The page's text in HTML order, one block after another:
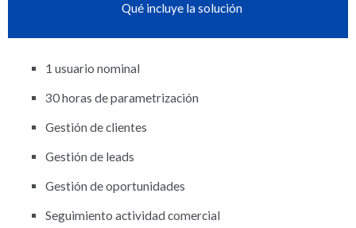
Qué incluye la solución
1 usuario nominal
30 horas de parametrización
Gestión de clientes
Gestión de leads
Gestión de oportunidades
Seguimiento actividad comercial